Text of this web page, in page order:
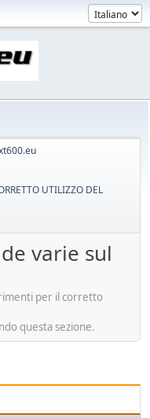
UTILIZZO DEL
varie sul
per il corretto
questa sezione.